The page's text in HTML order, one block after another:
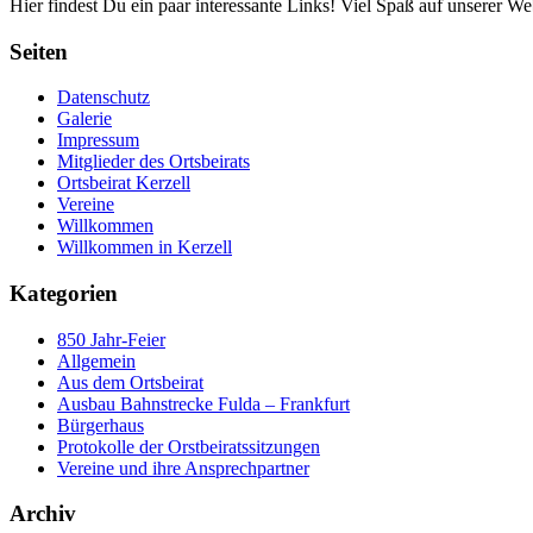
Hier findest Du ein paar interessante Links! Viel Spaß auf unserer
Seiten
Datenschutz
Galerie
Impressum
Mitglieder des Ortsbeirats
Ortsbeirat Kerzell
Vereine
Willkommen
Willkommen in Kerzell
Kategorien
850 Jahr-Feier
Allgemein
Aus dem Ortsbeirat
Ausbau Bahnstrecke Fulda – Frankfurt
Bürgerhaus
Protokolle der Orstbeiratssitzungen
Vereine und ihre Ansprechpartner
Archiv